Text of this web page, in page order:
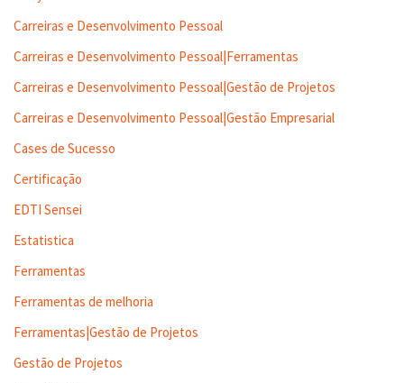
Carreiras e Desenvolvimento Pessoal
Carreiras e Desenvolvimento Pessoal|Ferramentas
Carreiras e Desenvolvimento Pessoal|Gestão de Projetos
Carreiras e Desenvolvimento Pessoal|Gestão Empresarial
Cases de Sucesso
Certificação
EDTI Sensei
Estatistica
Ferramentas
Ferramentas de melhoria
Ferramentas|Gestão de Projetos
Gestão de Projetos